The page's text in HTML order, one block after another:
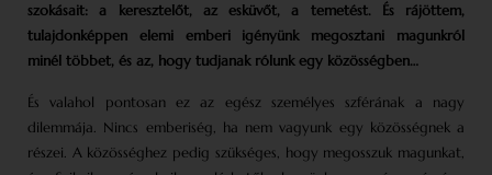
szokásait: a keresztelőt, az esküvőt, a temetést. És rájöttem,
tulajdonképpen elemi emberi igényünk megosztani magunkról
minél többet, és az, hogy tudjanak rólunk egy közösségben…
És valahol pontosan ez az egész személyes szférának a nagy
dilemmája. Nincs emberiség, ha nem vagyunk egy közösségnek a
részei. A közösséghez pedig szükséges, hogy megosszuk magunkat,